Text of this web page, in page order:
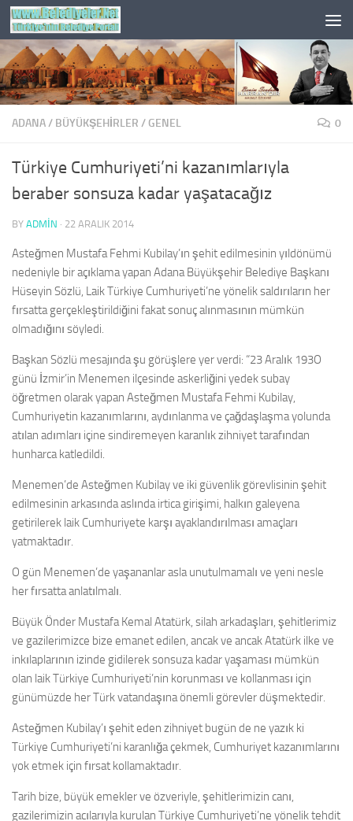
Skip to content
ADANA/ BÜYÜKŞEHİRLER / GENEL 0
Türkiye Cumhuriyeti’ni kazanımlarıyla
beraber sonsuza kadar yaşatacağız
BY ADMIN · 22 ARALIK 2014
Asteğmen Mustafa Fehmi Kubilay’ın şehit edilmesinin yıldönümü
nedeniyle bir açıklama yapan Adana Büyükşehir Belediye Başkanı
Hüseyin Sözlü, Laik Türkiye Cumhuriyeti’ne yönelik saldırıların her
fırsatta gerçekleştirildiğini fakat sonuç alınmasının mümkün
olmadığını söyledi.
Başkan Sözlü mesajında şu görüşlere yer verdi: “23 Aralık 193O
günü İzmir’in Menemen ilçesinde askerliğini yedek subay
öğretmen olarak yapan Asteğmen Mustafa Fehmi Kubilay,
Cumhuriyetin kazanımlarını, aydınlanma ve çağdaşlaşma yolunda
atılan adımları içine sindiremeyen karanlık zihniyet tarafından
hunharca katledildi.
Menemen’de Asteğmen Kubilay ve iki güvenlik görevlisinin şehit
edilmesinin arkasında aslında irtica girişimi, halkın galeyena
getirilerek laik Cumhuriyete karşı ayaklandırılması amaçları
yatmaktadır.
O gün Menemen’de yaşananlar asla unutulmamalı ve yeni nesle
her fırsatta anlatılmalı.
Büyük Önder Mustafa Kemal Atatürk, silah arkadaşları, şehitlerimiz
ve gazilerimizce bize emanet edilen, ancak ve ancak Atatürk ilke ve
inkılaplarının izinde gidilerek sonsuza kadar yaşaması mümkün
olan laik Türkiye Cumhuriyeti’nin korunması ve kollanması için
günümüzde her Türk vatandaşına önemli görevler düşmektedir.
Asteğmen Kubilay’ı şehit eden zihniyet bugün de ne yazık ki
Türkiye Cumhuriyeti’ni karanlığa çekmek, Cumhuriyet kazanımlarını
yok etmek için fırsat kollamaktadır.
Tarih bize, büyük emekler ve özveriyle, şehitlerimizin canı,
gazilerimizin acılarıyla kurulan Türkiye Cumhuriyeti’ne yönelik tehdit